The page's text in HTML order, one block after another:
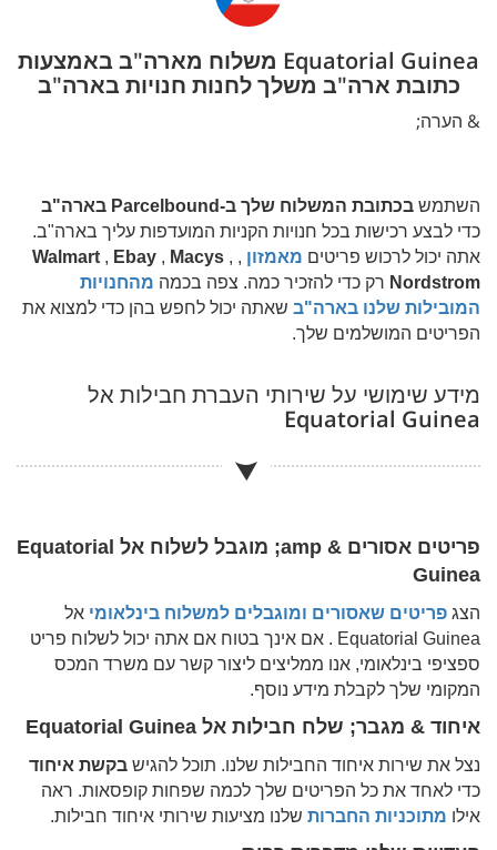
Equatorial Guinea משלוח מארה"ב באמצעות
כתובת ארה"ב משלך לחנות חנויות בארה"ב
& הערה;
השתמש בכתובת המשלוח שלך ב-Parcelbound בארה"ב
כדי לבצע רכישות בכל חנויות הקניות המועדפות עליך בארה"ב.
אתה יכול לרכוש פריטים מאמזון ,
Walmart , Ebay , Macys ,
Nordstrom רק כדי להזכיר כמה. צפה בכמה מהחנויות
המובילות שלנו בארה"ב שאתה יכול לחפש בהן כדי למצוא את
הפריטים המושלמים שלך.
מידע שימושי על שירותי העברת חבילות אל
Equatorial Guinea
פריטים אסורים & amp; מוגבל לשלוח אל
Equatorial
Guinea
הצג פריטים שאסורים ומוגבלים למשלוח בינלאומי אל
Equatorial Guinea . אם אינך בטוח אם אתה יכול לשלוח פריט
ספציפי בינלאומי, אנו ממליצים ליצור קשר עם משרד המכס
המקומי שלך לקבלת מידע נוסף.
איחוד & מגבר; שלח חבילות אל Equatorial Guinea
נצל את שירות איחוד החבילות שלנו. תוכל להגיש בקשת איחוד
כדי לאחד את כל הפריטים שלך לכמה שפחות קופסאות. ראה
אילו מתוכניות החברות שלנו מציעות שירותי איחוד חבילות.